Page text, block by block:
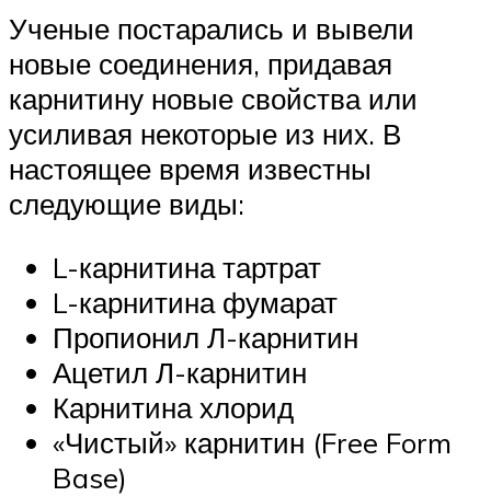
Ученые постарались и вывели
новые соединения, придавая
карнитину новые свойства или
усиливая некоторые из них. В
настоящее время известны
следующие виды:
L-карнитина тартрат
L-карнитина фумарат
Пропионил Л-карнитин
Ацетил Л-карнитин
Карнитина хлорид
«Чистый» карнитин (Free Form
Base)